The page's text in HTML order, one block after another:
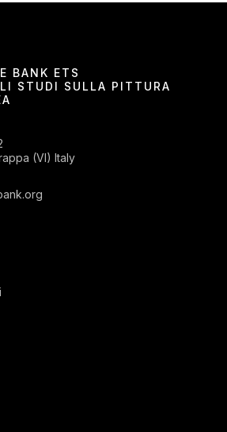
BANK ETS
STUDI SULLA PITTURA
(VI) Italy